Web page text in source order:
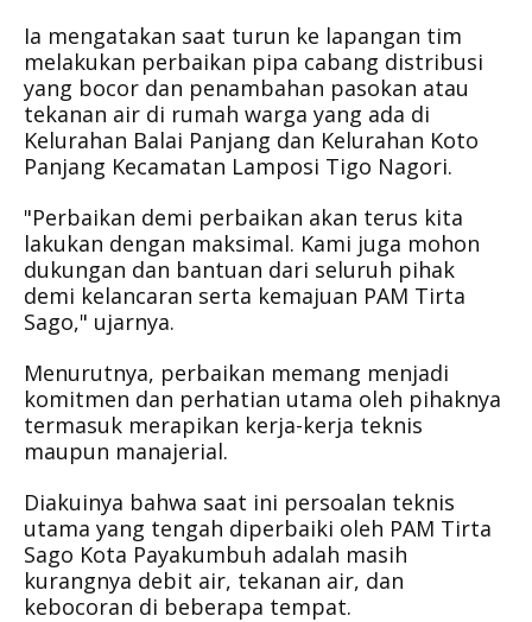
Ia mengatakan saat turun ke lapangan tim
melakukan perbaikan pipa cabang distribusi
yang bocor dan penambahan pasokan atau
tekanan air di rumah warga yang ada di
Kelurahan Balai Panjang dan Kelurahan Koto
Panjang Kecamatan Lamposi Tigo Nagori.
"Perbaikan demi perbaikan akan terus kita
lakukan dengan maksimal. Kami juga mohon
dukungan dan bantuan dari seluruh pihak
demi kelancaran serta kemajuan PAM Tirta
Sago," ujarnya.
Menurutnya, perbaikan memang menjadi
komitmen dan perhatian utama oleh pihaknya
termasuk merapikan kerja-kerja teknis
maupun manajerial.
Diakuinya bahwa saat ini persoalan teknis
utama yang tengah diperbaiki oleh PAM Tirta
Sago Kota Payakumbuh adalah masih
kurangnya debit air, tekanan air, dan
kebocoran di beberapa tempat.